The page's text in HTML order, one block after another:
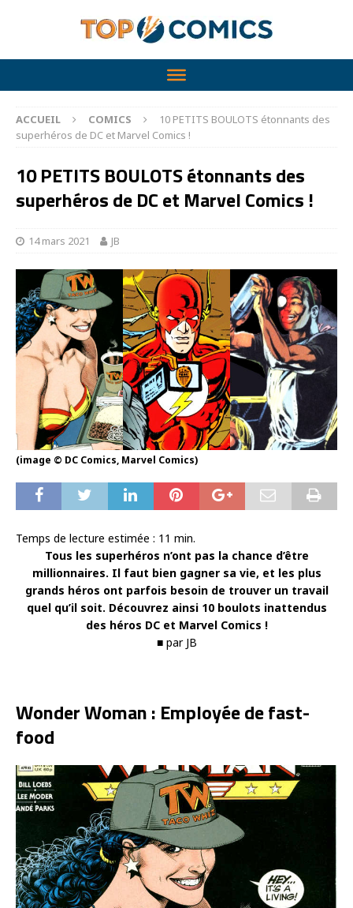
ACCUEIL COMICS
10 PETITS BOULOTS étonnants des
superhéros de DC et Marvel Comics !
10 PETITS BOULOTS étonnants des
superhéros de DC et Marvel Comics !
14 mars 2021 JB
(image © DC Comics, Marvel Comics)
Temps de lecture estimée : 11 min.
Tous les superhéros n’ont pas la chance d’être
millionnaires. Il faut bien gagner sa vie, et les plus
grands héros ont parfois besoin de trouver un travail
quel qu’il soit. Découvrez ainsi 10 boulots inattendus
des héros DC et Marvel Comics !
■ par JB
Wonder Woman : Employée de fast-
food